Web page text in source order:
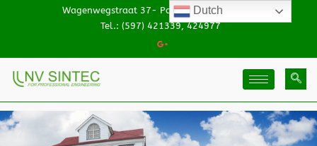
Wagenwegstraat 37- Paramaribo, Suriname
Tel.: (597) 421339, 424977
Dutch